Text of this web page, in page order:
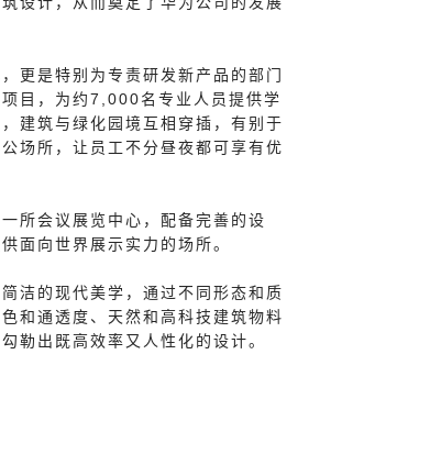
更是特别为专责研发新产品的部门
目，为约7,000名专业人员提供学
建筑与绿化园境互相穿插，有别于
场所，让员工不分昼夜都可享有优
所会议展览中心，配备完善的设
面向世界展示实力的场所。
洁的现代美学，通过不同形态和质
和通透度、天然和高科技建筑物料
勒出既高效率又人性化的设计。